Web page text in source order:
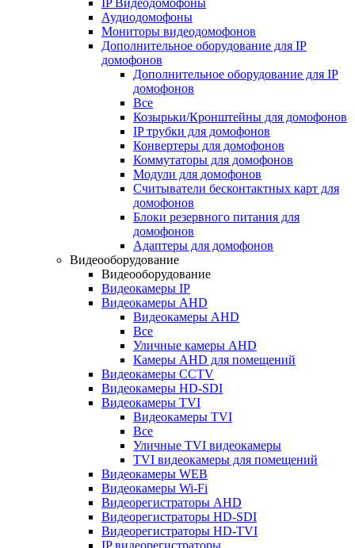
IP Видеодомофоны
Аудиодомофоны
Мониторы видеодомофонов
Дополнительное оборудование для IP
домофонов
Дополнительное оборудование для IP
домофонов
Все
Козырьки/Кронштейны для домофонов
IP трубки для домофонов
Конвертеры для домофонов
Коммутаторы для домофонов
Модули для домофонов
Считыватели бесконтактных карт для
домофонов
Блоки резервного питания для
домофонов
Адаптеры для домофонов
Видеооборудование
Видеооборудование
Видеокамеры IP
Видеокамеры AHD
Видеокамеры AHD
Все
Уличные камеры AHD
Камеры AHD для помещений
Видеокамеры CCTV
Видеокамеры HD-SDI
Видеокамеры TVI
Видеокамеры TVI
Все
Уличные TVI видеокамеры
TVI видеокамеры для помещений
Видеокамеры WEB
Видеокамеры Wi-Fi
Видеорегистраторы AHD
Видеорегистраторы HD-SDI
Видеорегистраторы HD-TVI
IP видеорегистраторы